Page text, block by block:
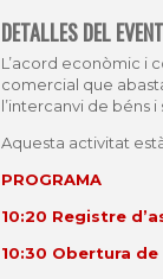
DETALLES DEL
L’acord econòmic i
comercial que
l’intercanvi de béns
Aquesta activitat
PROGRAMA
10:20 Registre
10:30 Obertura